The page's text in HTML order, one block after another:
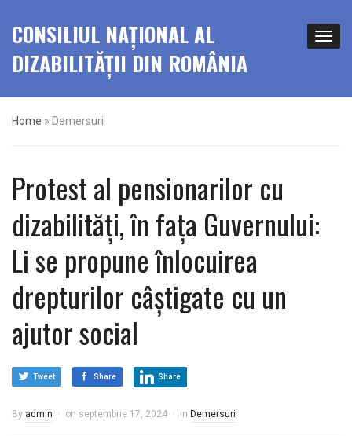
CONSILIUL NAȚIONAL AL
DIZABILITĂȚII DIN ROMÂNIA
Home » Demersuri
Protest al pensionarilor cu
dizabilități, în fața Guvernului:
Li se propune înlocuirea
drepturilor câștigate cu un
ajutor social
Tweet Share Share
By admin on septembrie 17, 2024 in Demersuri